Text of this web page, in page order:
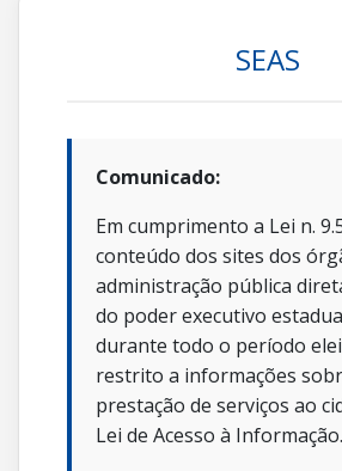
SEAS
Comunicado:
Em cumprimento a Lei n.
conteúdo dos sites dos
administração pública
do poder executivo
durante todo o período
restrito a informações
prestação de serviços ao
Lei de Acesso à Informação.